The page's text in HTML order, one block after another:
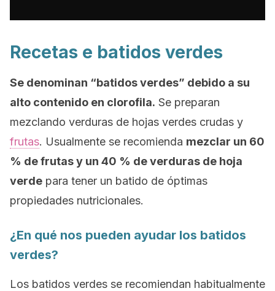
Recetas e batidos verdes
Se denominan “batidos verdes” debido a su
alto contenido en clorofila. Se preparan
mezclando verduras de hojas verdes crudas y
frutas. Usualmente se recomienda mezclar un 60
% de frutas y un 40 % de verduras de hoja
verde para tener un batido de óptimas
propiedades nutricionales.
¿En qué nos pueden ayudar los batidos
verdes?
Los batidos verdes se recomiendan habitualmente